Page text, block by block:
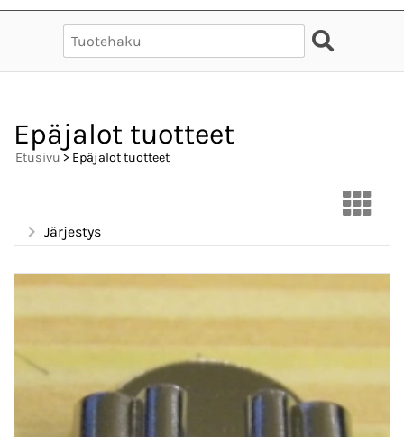
Epäjalot tuotteet
Etusivu > Epäjalot tuotteet
Järjestys